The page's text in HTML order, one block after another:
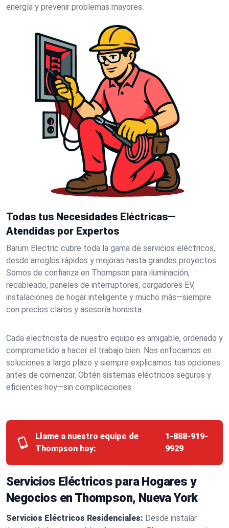
energía y prevenir problemas mayores.
Todas tus Necesidades Eléctricas—
Atendidas por Expertos
Barum Electric cubre toda la gama de servicios eléctricos,
desde arreglos rápidos y mejoras hasta grandes proyectos.
Somos de confianza en Thompson para iluminación,
recableado, paneles de interruptores, cargadores EV,
instalaciones de hogar inteligente y mucho más—siempre
con precios claros y asesoría honesta.
Cada electricista de nuestro equipo es amigable, ordenado y
comprometido a hacer el trabajo bien. Nos enfocamos en
soluciones a largo plazo y siempre explicamos tus opciones
antes de comenzar. Obtén sistemas eléctricos seguros y
eficientes hoy—sin complicaciones.
Llame a nuestro equipo de
Thompson hoy:
1-888-919-
9929
Servicios Eléctricos para Hogares y
Negocios en Thompson, Nueva York
Servicios Eléctricos Residenciales: Desde instalar